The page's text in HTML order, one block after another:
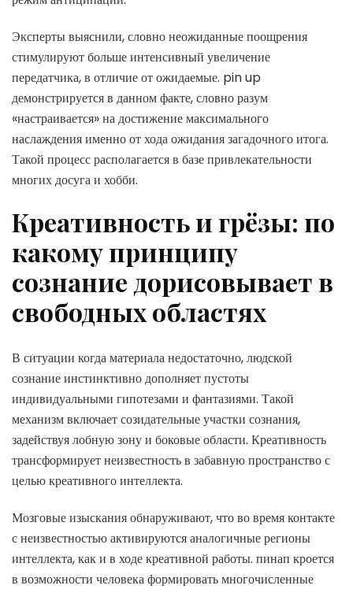
Эксперты выяснили, словно неожиданные поощрения
стимулируют больше интенсивный увеличение
передатчика, в отличие от ожидаемые. pin up
демонстрируется в данном факте, словно разум
«настраивается» на достижение максимального
наслаждения именно от хода ожидания загадочного итога.
Такой процесс располагается в базе привлекательности
многих досуга и хобби.
Креативность и грёзы: по
какому принципу
сознание дорисовывает в
свободных областях
В ситуации когда материала недостаточно, людской
сознание инстинктивно дополняет пустоты
индивидуальными гипотезами и фантазиями. Такой
механизм включает созидательные участки сознания,
задействуя лобную зону и боковые области. Креативность
трансформирует неизвестность в забавную пространство с
целью креативного интеллекта.
Мозговые изыскания обнаруживают, что во время контакте
с неизвестностью активируются аналогичные регионы
интеллекта, как и в ходе креативной работы. пинап кроется
в возможности человека формировать многочисленные